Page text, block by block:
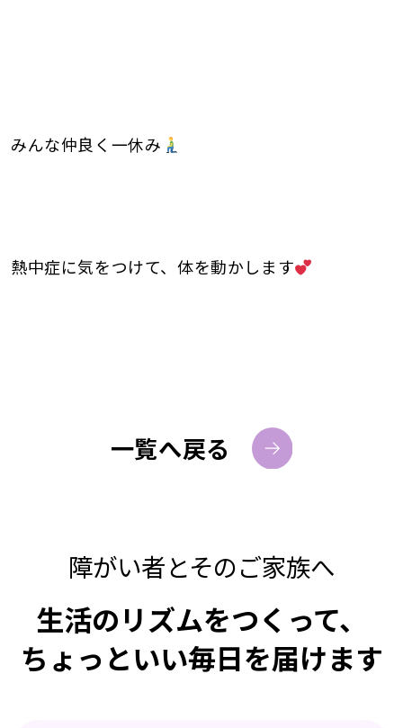
みんな仲良く一休み
熱中症に気をつけて、体を動かします
一覧へ戻る
障がい者とそのご家族へ
生活のリズムをつくって、
ちょっといい毎日を届けます